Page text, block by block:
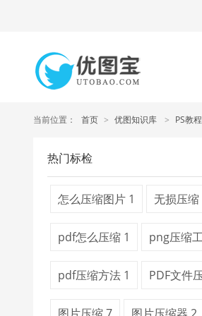
当前位置： 首页 > 优图知识库 > PS教程
热门标检
怎么压缩图片 1 无损压缩
pdf怎么压缩 1 png压缩
pdf压缩方法 1 PDF文件